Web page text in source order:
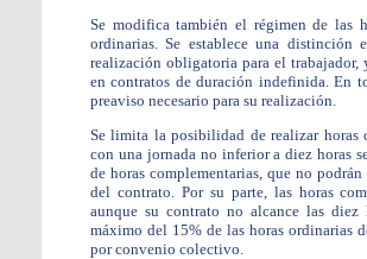
Se modifica también el régimen de las
ordinarias. Se establece una distinción
realización obligatoria para el
en contratos de duración indefinida. En
preaviso necesario para su realización.
Se limita la posibilidad de realizar horas
con una jornada no inferior a diez horas
de horas complementarias, que no
del contrato. Por su parte, las horas
aunque su contrato no alcance las
máximo del 15% de las horas ordinarias
por convenio colectivo.